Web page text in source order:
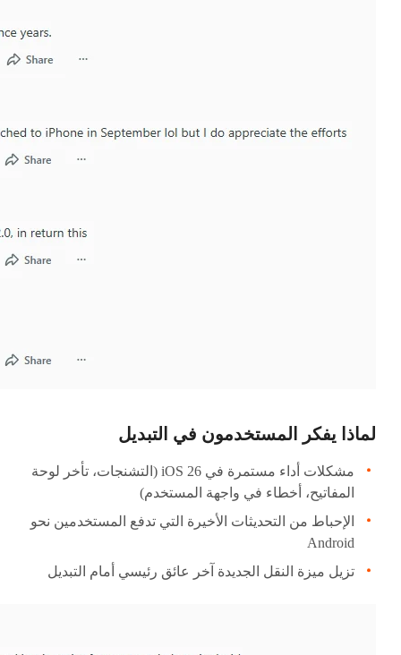
لماذا يفكر المستخدمون في التبديل
مشكلات أداء مستمرة في iOS 26 (التشنجات، تأخر لوحة
المفاتيح، أخطاء في واجهة المستخدم)
الإحباط من التحديثات الأخيرة التي تدفع المستخدمين نحو
Android
تزيل ميزة النقل الجديدة آخر عائق رئيسي أمام التبديل